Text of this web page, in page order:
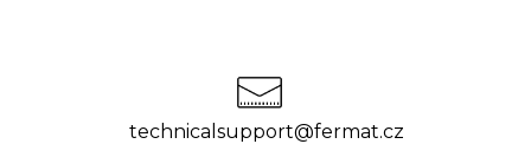
technicalsupport@fermat.cz